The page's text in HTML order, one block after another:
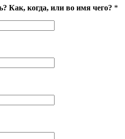
Как, когда, или во имя чего? *